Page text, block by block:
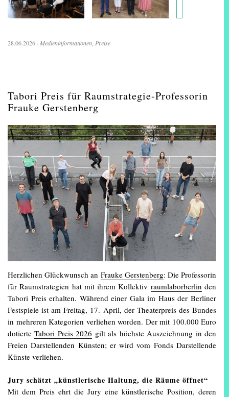
28.06.2026 · Medieninformationen Preise
Tabori Preis für Raumstrategie-Professorin
Frauke Gerstenberg
Herzlichen Glückwunsch an Frauke Gerstenberg: Die Professorin
für Raumstrategien hat mit ihrem Kollektiv raumlaborberlin den
Tabori Preis erhalten. Während einer Gala im Haus der Berliner
Festspiele ist am Freitag, 17. April, der Theaterpreis des Bundes
in mehreren Kategorien verliehen worden. Der mit 100.000 Euro
dotierteTabori Preis 2026 gilt als höchste Auszeichnung in den
Freien Darstellenden Künsten; er wird vom Fonds Darstellende
Künste verliehen.
Jury schätzt „künstlerische Haltung, die Räume öffnet“
Mit dem Preis ehrt die Jury eine künstlerische Position, deren